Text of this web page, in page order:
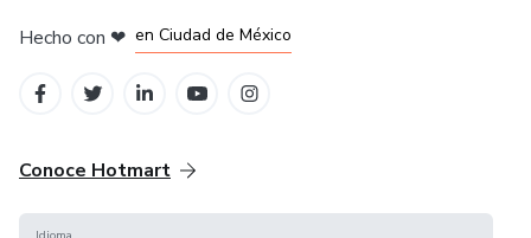
Hecho con ❤ en Ciudad de México
Conoce Hotmart